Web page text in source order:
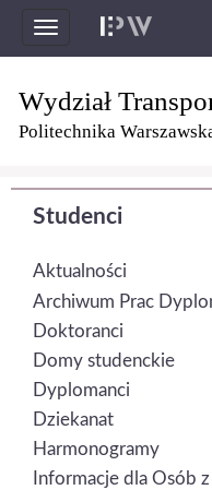
Toggle
navigation
Wydział
Politechnika
Studenci
Aktualności
Archiwum Prac
Doktoranci
Domy studenckie
Dyplomanci
Dziekanat
Harmonogramy
Informacje dla Osób